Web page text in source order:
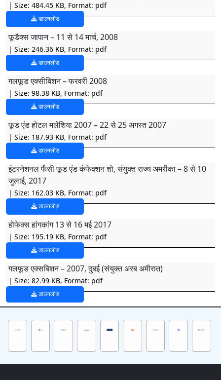
| Size: 484.45 KB, Format: pdf
डाउनलोड
फूडैक्स जापान – 11 से 14 मार्च, 2008
| Size: 246.36 KB, Format: pdf
डाउनलोड
गलफूड एक्सीबिशन – फरवरी 2008
| Size: 98.38 KB, Format: pdf
डाउनलोड
फूड एंड होटल मलेशिया 2007 – 22 से 25 अगस्त 2007
| Size: 187.93 KB, Format: pdf
डाउनलोड
इंटरनेशनल फैंसी फूड एंड कंफेक्शन शो, संयुक्त राज्य अमरीका – 8 से 10
जुलाई, 2017
| Size: 162.03 KB, Format: pdf
डाउनलोड
होफेक्स हांगकांग 13 से 16 मई 2017
| Size: 195.19 KB, Format: pdf
डाउनलोड
गलफूड एक्सबिशन – 2007, दुबई (संयुक्त अरब अमीरात)
| Size: 82.99 KB, Format: pdf
डाउनलोड